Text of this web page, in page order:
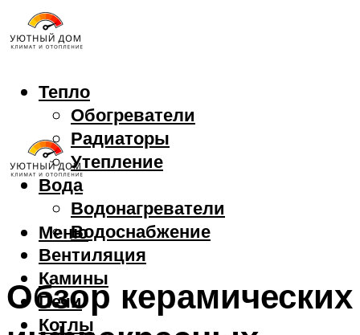
Тепло
Обогреватели
Радиаторы
Утепление
Вода
Водонагреватели
Водоснабжение
Вентиляция
Камины
Печи
Котлы
Меню
Обзор керамических